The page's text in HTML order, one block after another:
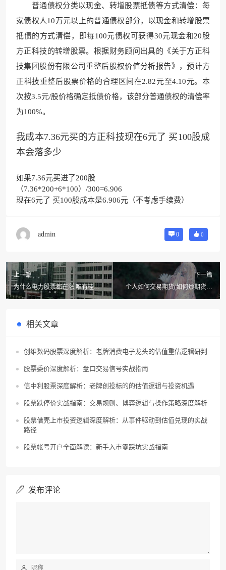
普通债权分类以现金、转增股票抵债等方式清偿：每
家债权人10万元以上的普通债权部分，以现金和转增股票
抵债的方式清偿，即每100元债权可获得30元现金和20股
方正科技的转增股票。根据财务顾问出具的《关于方正科
技集团股份有限公司重整后股权价值分析报告》，预计方
正科技重整后股票价格的合理区间在2.82元至4.10元。本
次按3.5元/股价格确定抵债价格，该部分普通债权的清偿率
为100%。
我成本7.36元买的方正科技现在6元了 买100股成
本会落多少
如果7.36元买进了200股
（7.36*200+6*100）/300=6.906
现在6元了 买100股成本是6.906元（不考虑手续费）
admin 0 0
上一篇
为什么电力股票都在涨,唯有桂东
电力在跌?
下一篇
个人如何交易期货(如何炒期货，
期货如何交易?)
相关文章
创维数码股票深度解析：老牌消费电子龙头的估值重估逻辑研判
股票委价深度解析：盘口交易信号实战指南
信中利股票深度解析：老牌创投标的的估值逻辑与投资机遇
股票跌停价实战指南：交易规则、博弈逻辑与操作策略深度解析
股票借壳上市投资逻辑深度解析：从事件驱动到估值兑现的实战
路径
股票帐号开户全面解读：新手入市零踩坑实战指南
发布评论